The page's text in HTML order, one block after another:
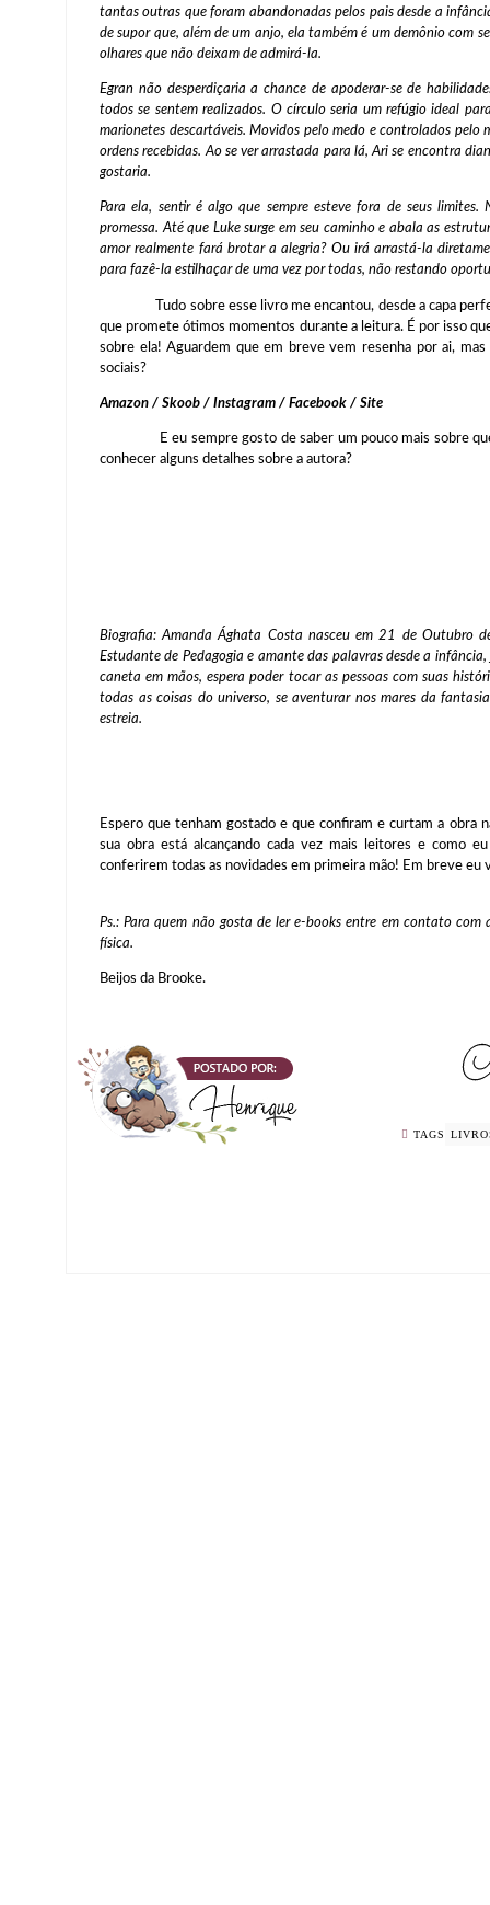
tantas outras que foram abandonadas pelos pais desde a
de supor que, além de um anjo, ela também é um demônio com
olhares que não deixam de admirá-la.
Egran não desperdiçaria a chance de apoderar-se de
todos se sentem realizados. O círculo seria um refúgio ideal
marionetes descartáveis. Movidos pelo medo e controlados pelo
ordens recebidas. Ao se ver arrastada para lá, Ari se encontra
gostaria.
Para ela, sentir é algo que sempre esteve fora de seus
promessa. Até que Luke surge em seu caminho e abala as
amor realmente fará brotar a alegria? Ou irá arrastá-la
para fazê-la estilhaçar de uma vez por todas, não restando
Tudo sobre esse livro me encantou, desde a capa
que promete ótimos momentos durante a leitura. É por isso
sobre ela! Aguardem que em breve vem resenha por ai,
sociais?
Amazon / Skoob / Instagram / Facebook / Site
E eu sempre gosto de saber um pouco mais sobre
conhecer alguns detalhes sobre a autora?
Biografia:Amanda Ághata Costa nasceu em 21 de Outubro
Estudante de Pedagogia e amante das palavras desde a
caneta em mãos, espera poder tocar as pessoas com suas
todas as coisas do universo, se aventurar nos mares da
estreia.
Espero que tenham gostado e que confiram e curtam a obra
sua obra está alcançando cada vez mais leitores e como
conferirem todas as novidades em primeira mão! Em breve eu
Ps.: Para quem não gosta de ler e-books entre em contato
física.
Beijos da Brooke.
TAGS